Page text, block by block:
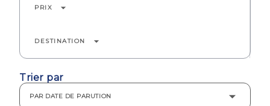
PRIX arrow_drop_down
DESTINATION arrow_drop_down
Trier par
PAR DATE DE PARUTION